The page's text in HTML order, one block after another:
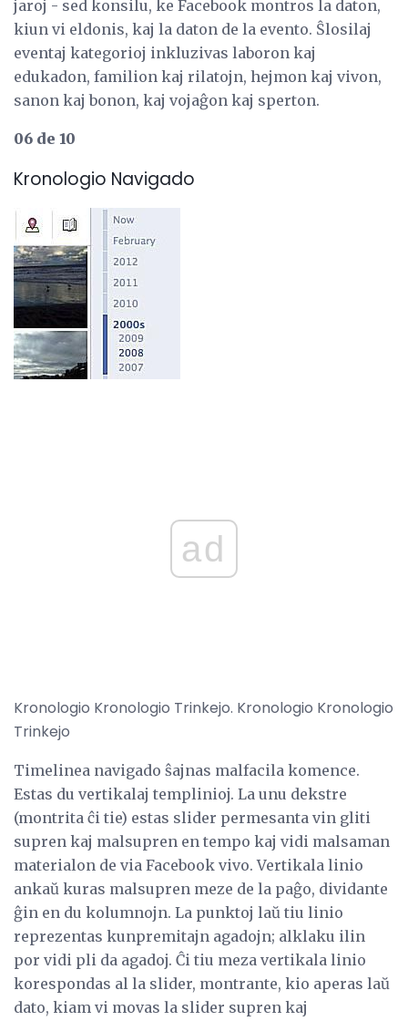
jaroj - sed konsilu, ke Facebook montros la daton,
kiun vi eldonis, kaj la daton de la evento. Ŝlosilaj
eventaj kategorioj inkluzivas laboron kaj
edukadon, familion kaj rilatojn, hejmon kaj vivon,
sanon kaj bonon, kaj vojaĝon kaj sperton.
06 de 10
Kronologio Navigado
ad
Kronologio Kronologio Trinkejo. Kronologio Kronologio
Trinkejo
Timelinea navigado ŝajnas malfacila komence.
Estas du vertikalaj templinioj. La unu dekstre
(montrita ĉi tie) estas slider permesanta vin gliti
supren kaj malsupren en tempo kaj vidi malsaman
materialon de via Facebook vivo. Vertikala linio
ankaŭ kuras malsupren meze de la paĝo, dividante
ĝin en du kolumnojn. La punktoj laŭ tiu linio
reprezentas kunpremitajn agadojn; alklaku ilin
por vidi pli da agadoj. Ĉi tiu meza vertikala linio
korespondas al la slider, montrante, kio aperas laŭ
dato, kiam vi movas la slider supren kaj